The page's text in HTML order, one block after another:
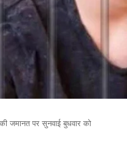
जमानत पर सुनवाई बुधवार को